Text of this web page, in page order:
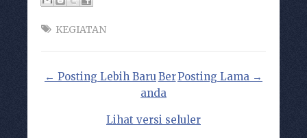
KEGIATAN
← Posting Lebih Baru Posting Lama →
Ber
anda
Lihat versi seluler